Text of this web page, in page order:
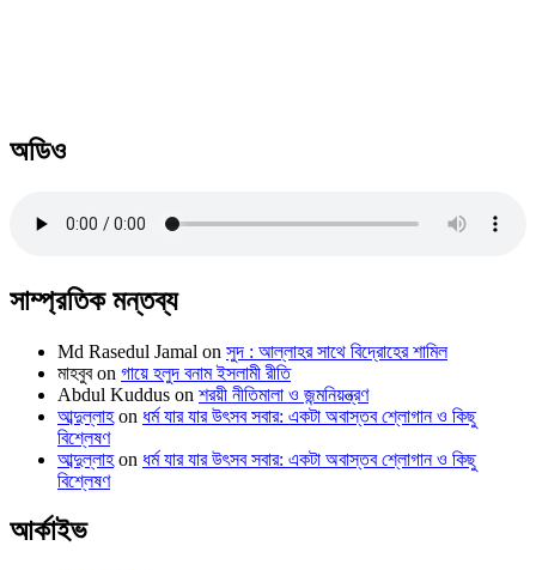
অডিও
সাম্প্রতিক মন্তব্য
Md Rasedul Jamal on সুদ : আল্লাহর সাথে বিদ্রোহের শামিল
মাহবুবon গায়ে হলুদ বনাম ইসলামী রীতি
Abdul Kuddus on শরয়ী নীতিমালা ও জন্মনিয়ন্ত্রণ
আব্দুল্লাহon ধর্ম যার যার উৎসব সবার: একটা অবাস্তব শ্লোগান ও কিছু
বিশ্লেষণ
আব্দুল্লাহon ধর্ম যার যার উৎসব সবার: একটা অবাস্তব শ্লোগান ও কিছু
বিশ্লেষণ
আর্কাইভ